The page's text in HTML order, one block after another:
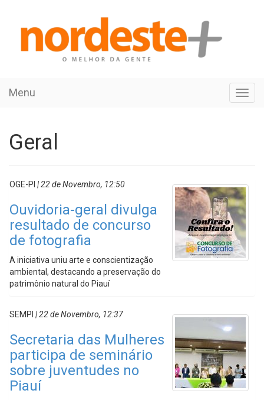
Menu
Geral
OGE-PI | 22 de Novembro, 12:50
Ouvidoria-geral divulga
resultado de concurso
de fotografia
A iniciativa uniu arte e conscientização
ambiental, destacando a preservação do
patrimônio natural do Piauí
SEMPI | 22 de Novembro, 12:37
Secretaria das Mulheres
participa de seminário
sobre juventudes no
Piauí